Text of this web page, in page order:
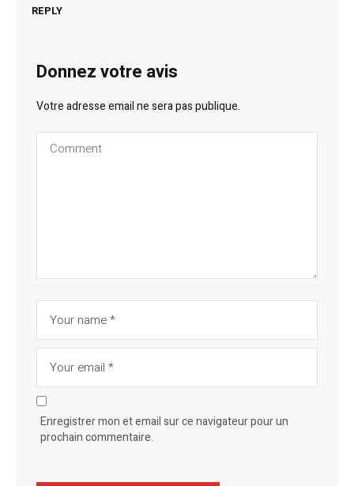
REPLY
Donnez votre avis
Votre adresse email ne sera pas publique.
Enregistrer mon et email sur ce navigateur pour un
prochain commentaire.